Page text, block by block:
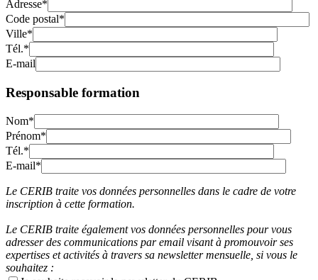
Adresse*
Code postal*
Ville*
Tél.*
E-mail
Responsable formation
Nom*
Prénom*
Tél.*
E-mail*
Le CERIB traite vos données personnelles dans le cadre de votre
inscription à cette formation.
Le CERIB traite également vos données personnelles pour vous
adresser des communications par email visant à promouvoir ses
expertises et activités à travers sa newsletter mensuelle, si vous le
souhaitez :